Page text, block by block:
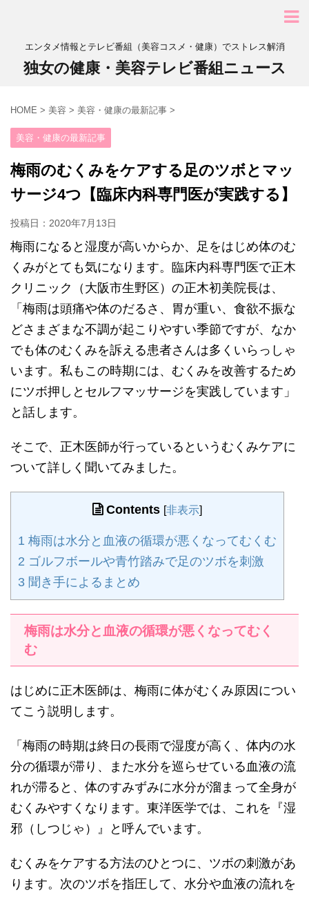
エンタメ情報とテレビ番組（美容コスメ・健康）でストレス解消
独女の健康・美容テレビ番組ニュース
HOME > 美容 > 美容・健康の最新記事 >
美容・健康の最新記事
梅雨のむくみをケアする足のツボとマッ
サージ4つ【臨床内科専門医が実践する】
投稿日： 2020年7月13日
梅雨になると湿度が高いからか、足をはじめ体のむ
くみがとても気になります。臨床内科専門医で正木
クリニック（大阪市生野区）の正木初美院長は、
「梅雨は頭痛や体のだるさ、胃が重い、食欲不振な
どさまざまな不調が起こりやすい季節ですが、なか
でも体のむくみを訴える患者さんは多くいらっしゃ
います。私もこの時期には、むくみを改善するため
にツボ押しとセルフマッサージを実践しています」
と話します。
そこで、正木医師が行っているというむくみケアに
ついて詳しく聞いてみました。
Contents [非表示]
1 梅雨は水分と血液の循環が悪くなってむくむ
2 ゴルフボールや青竹踏みで足のツボを刺激
3 聞き手によるまとめ
梅雨は水分と血液の循環が悪くなってむく
む
はじめに正木医師は、梅雨に体がむくみ原因につい
てこう説明します。
「梅雨の時期は終日の長雨で湿度が高く、体内の水
分の循環が滞り、また水分を巡らせている血液の流
れが滞ると、体のすみずみに水分が溜まって全身が
むくみやすくなります。東洋医学では、これを『湿
邪（しつじゃ）』と呼んでいます。
むくみをケアする方法のひとつに、ツボの刺激があ
ります。次のツボを指圧して、水分や血液の流れを